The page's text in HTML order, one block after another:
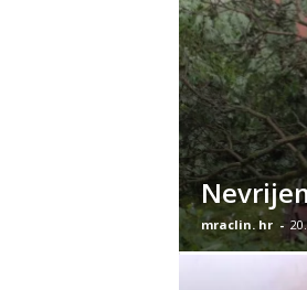
H
R
mraclin. hr -